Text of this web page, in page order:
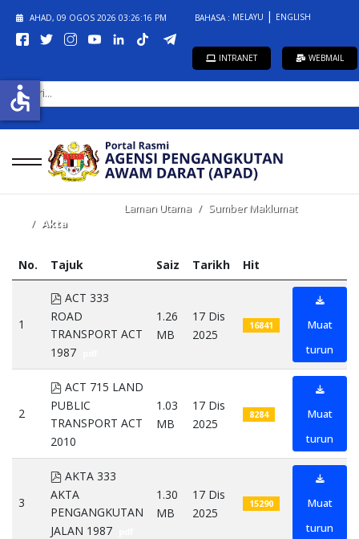
AHAD, 09 OGOS 2026 03:26:16 PM BAHASA : MELAYU ENGLISH
INTRANET WEBMAIL
CARI...
Laman Utama
Sumber Maklumat
Akta
No. Tajuk Saiz Tarikh Hit
1
pdf
ACT 333
ROAD
TRANSPORT ACT
1987
1.26
MB
17 Dis
2025
16841
Muat
turun
2
pdf
ACT 715 LAND
PUBLIC
TRANSPORT ACT
2010
1.03
MB
17 Dis
2025
8284
Muat
turun
3
pdf
AKTA 333
AKTA
PENGANGKUTAN
JALAN 1987
1.30
MB
17 Dis
2025
15290
Muat
turun
accessible